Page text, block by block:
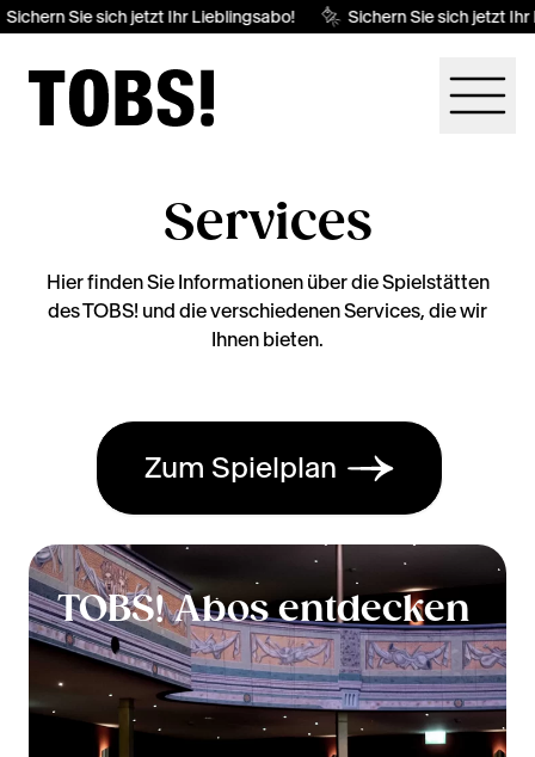
Sichern Sie sich jetzt Ihr Lieblingsabo! Sichern Sie sich jetzt Ihr
Services
Hier finden Sie Informationen über die Spielstätten
des TOBS! und die verschiedenen Services, die wir
Ihnen bieten.
Zum Spielplan
TOBS! Abos entdecken